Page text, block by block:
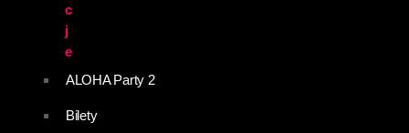
c
j
e
ALOHA Party 2
Bilety